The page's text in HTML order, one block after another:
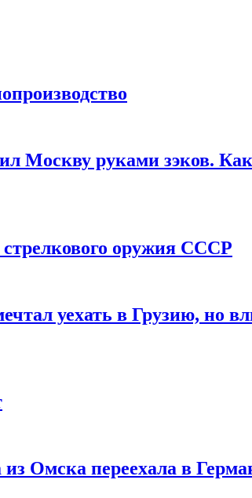
Москву руками зэков.
оружия СССР
уехать в Грузию, но
Омска переехала в